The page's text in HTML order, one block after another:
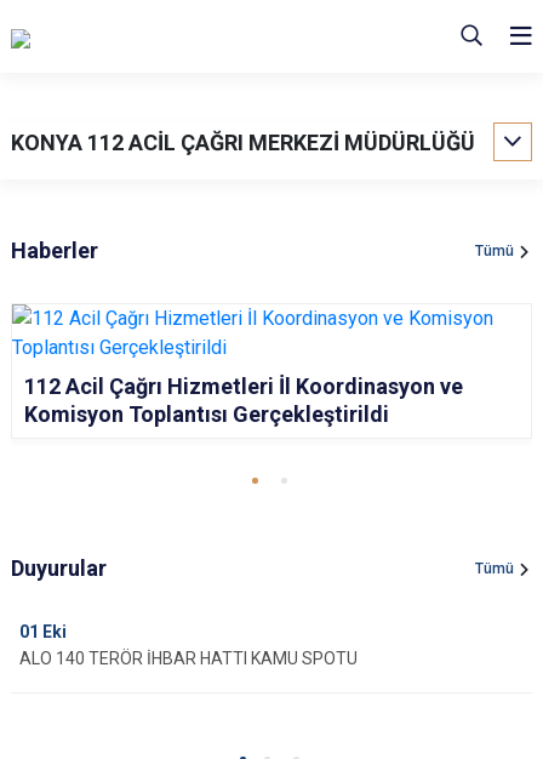
KONYA 112 ACİL ÇAĞRI MERKEZİ MÜDÜRLÜĞÜ
Haberler Tümü
112 Acil Çağrı Hizmetleri İl Koordinasyon ve
Komisyon Toplantısı Gerçekleştirildi
Duyurular Tümü
01 Eki
ALO 140 TERÖR İHBAR HATTI KAMU SPOTU